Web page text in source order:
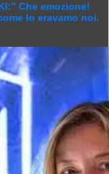
Che emozione!
lo eravamo noi.